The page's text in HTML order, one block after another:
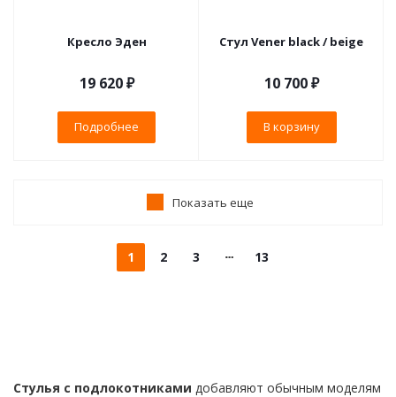
Кресло Эден
19 620 ₽
Подробнее
Стул Vener black / beige
10 700₽
В корзину
Показать еще
1 2 3 13
Стулья с подлокотниками добавляют обычным моделям